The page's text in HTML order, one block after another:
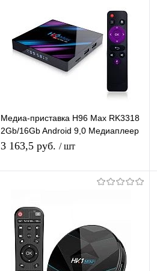
Медиа-приставка H96 Max RK3318
2Gb/16Gb Android 9,0 Медиаплеер
Smart tv IPTV приставка 4K H.265
3 163,5 руб. / шт
Купить в 1 клик
В избранное В наличии